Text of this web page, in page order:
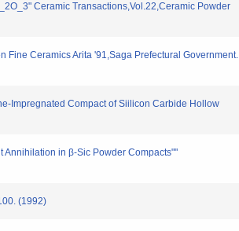
Ceramic Transactions,Vol.22,Ceramic Powder
Fine Ceramics Arita '91,Saga Prefectural Government.
Impregnated Compact of Siilicon Carbide Hollow
Annihilation in β-Sic Powder Compacts""
(1992)